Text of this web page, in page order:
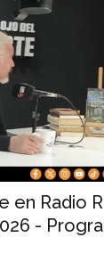
en Radio
-